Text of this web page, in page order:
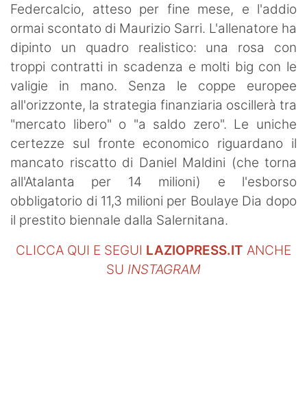
Federcalcio, atteso per fine mese, e l'addio
ormai scontato di Maurizio Sarri. L'allenatore ha
dipinto un quadro realistico: una rosa con
troppi contratti in scadenza e molti big con le
valigie in mano. Senza le coppe europee
all'orizzonte, la strategia finanziaria oscillerà tra
"mercato libero" o "a saldo zero". Le uniche
certezze sul fronte economico riguardano il
mancato riscatto di Daniel Maldini (che torna
all'Atalanta per 14 milioni) e l'esborso
obbligatorio di 11,3 milioni per Boulaye Dia dopo
il prestito biennale dalla Salernitana.
CLICCA QUI E SEGUI LAZIOPRESS.IT ANCHE
SU INSTAGRAM